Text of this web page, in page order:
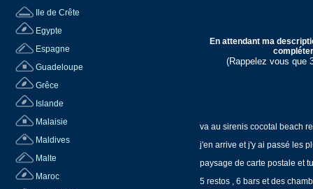
Ile de Crête
Egypte
Espagne
Guadeloupe
Grêce
Islande
Malaisie
Maldives
Malte
Maroc
En attendant ma
(Rappelez vous que
va au sirenis cocotal beach
j'en arrive et j'y ai passé les
paysage de carte postale et
5 restos , 6 bars et des